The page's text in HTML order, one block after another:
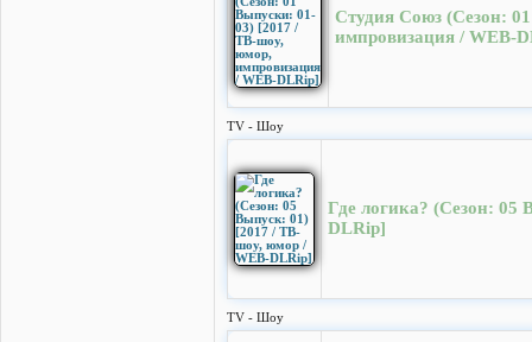
Студия Союз (Cезон:
импровизация / WEB-
TV - Шоу
Где логика? (Сезон:
DLRip]
TV - Шоу